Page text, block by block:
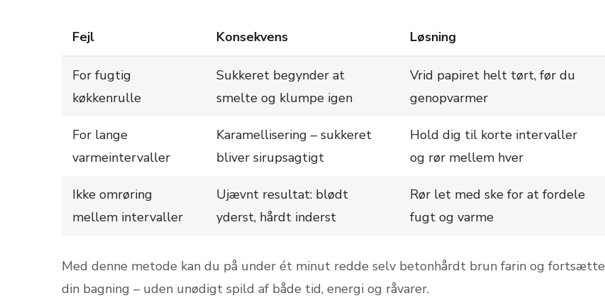
Fejl Konsekvens Løsning
For fugtig
køkkenrulle
Sukkeret begynder at
smelte og klumpe igen
Vrid papiret helt tørt, før du
genopvarmer
For lange
varmeintervaller
Karamellisering – sukkeret
bliver sirupsagtigt
Hold dig til korte intervaller
og rør mellem hver
Ikke omrøring
mellem intervaller
Ujævnt resultat: blødt
yderst, hårdt inderst
Rør let med ske for at fordele
fugt og varme
Med denne metode kan du på under ét minut redde selv betonhårdt brun farin og fortsætte
din bagning – uden unødigt spild af både tid, energi og råvarer.